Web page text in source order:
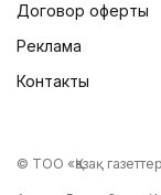
Договор оферты
Реклама
Контакты
© ТОО «Қазақ